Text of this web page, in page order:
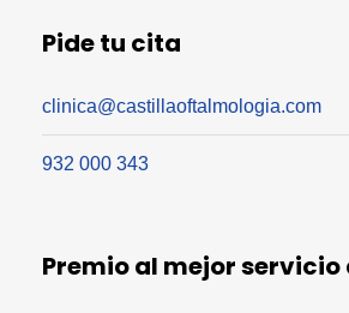
Pide tu cita
clinica@castillaoftalmologia.com
932 000 343
Premio al mejor